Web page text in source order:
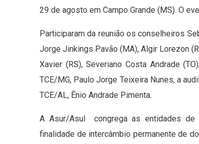
29 de agosto em Campo Grande (MS). O
Participaram da reunião os conselheiros
Jorge Jinkings Pavão (MA), Algir Lorezon
Xavier (RS), Severiano Costa Andrade
TCE/MG, Paulo Jorge Teixeira Nunes, a
TCE/AL, Ênio Andrade Pimenta.
A Asur/Asul congrega as entidades de
finalidade de intercâmbio permanente de